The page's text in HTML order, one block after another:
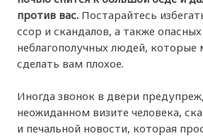
против вас. Постарайтесь
ссор и скандалов, а также
неблагополучных людей, которые
сделать вам плохое.
Иногда звонок в двери
неожиданном визите человека,
и печальной новости, которая